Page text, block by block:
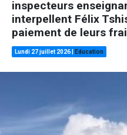
inspecteurs
interpellent Félix
paiement de leurs
Lundi 27 juillet 2026 Education